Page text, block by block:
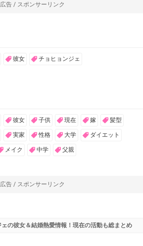
広告 / スポンサーリンク
彼女 チョヒョンジェ
彼女 子供 現在 嫁 髪型
実家 性格 大学 ダイエット
メイク 中学 父親
広告 / スポンサーリンク